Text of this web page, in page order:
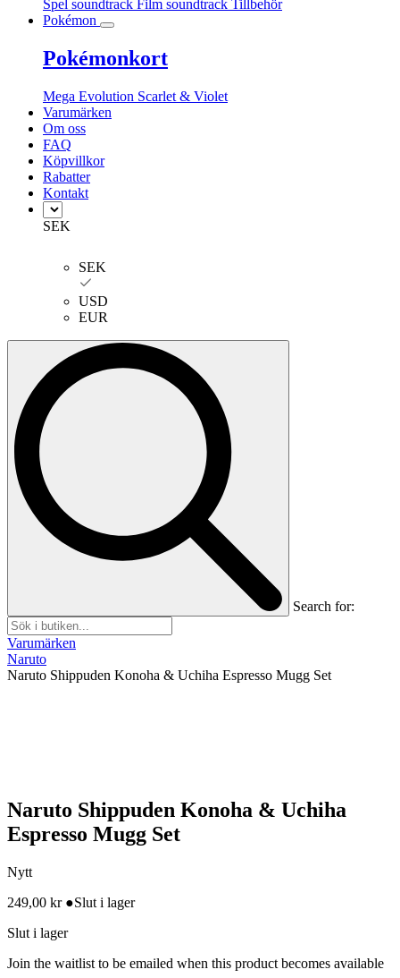
Spel soundtrack Film soundtrack Tillbehör
Pokémon
Pokémonkort
Mega Evolution Scarlet & Violet
Varumärken
Om oss
FAQ
Köpvillkor
Rabatter
Kontakt
SEK
SEK
USD
EUR
Search for:
Varumärken
Naruto
Naruto Shippuden Konoha & Uchiha Espresso Mugg Set
Naruto Shippuden Konoha & Uchiha
Espresso Mugg Set
Nytt
249,00 kr ●Slut i lager
Slut i lager
Join the waitlist to be emailed when this product becomes available